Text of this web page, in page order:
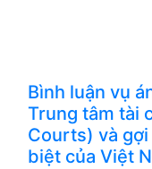
Bình luận vụ
Trung tâm tài
Courts) và gợi
biệt của Việt